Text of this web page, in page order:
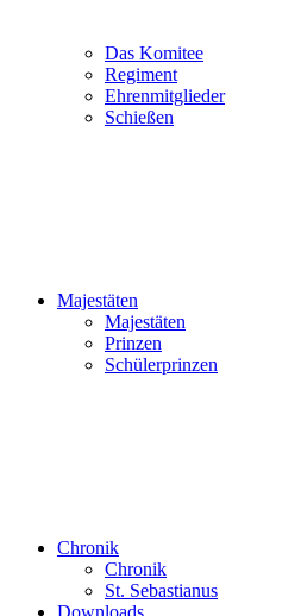
Das Komitee
Regiment
Ehrenmitglieder
Schießen
Majestäten
Majestäten
Prinzen
Schülerprinzen
Chronik
Chronik
St. Sebastianus
Downloads